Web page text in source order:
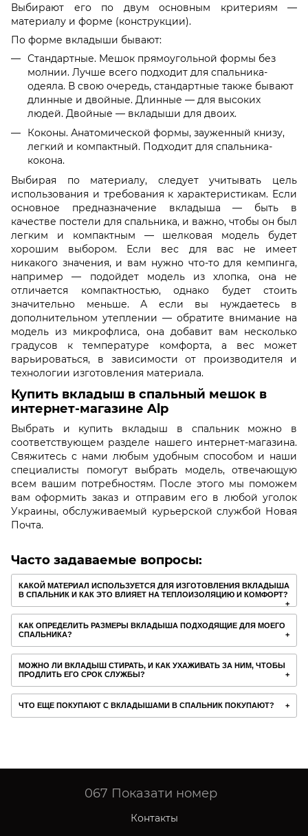
Выбирают его по двум основным критериям —
материалу и форме (конструкции).
По форме вкладыши бывают:
Стандартные. Мешок прямоугольной формы без
молнии. Лучше всего подходит для спальника-
одеяла. В свою очередь, стандартные также бывают
длинные и двойные. Длинные — для высоких
людей. Двойные — вкладыши для двоих.
Коконы. Анатомической формы, зауженный книзу,
легкий и компактный. Подходит для спальника-
кокона.
Выбирая по материалу, следует учитывать цель
использования и требования к характеристикам. Если
основное предназначение вкладыша — быть в
качестве постели для спальника, и важно, чтобы он был
легким и компактным — шелковая модель будет
хорошим выбором. Если вес для вас не имеет
никакого значения, и вам нужно что-то для кемпинга,
например — подойдет модель из хлопка, она не
отличается компактностью, однако будет стоить
значительно меньше. А если вы нуждаетесь в
дополнительном утеплении — обратите внимание на
модель из микрофлиса, она добавит вам несколько
градусов к температуре комфорта, а вес может
варьироваться, в зависимости от производителя и
технологии изготовления материала.
Купить вкладыш в спальный мешок в
интернет-магазине Alp
Выбрать и купить вкладыш в спальник можно в
соответствующем разделе нашего интернет-магазина.
Свяжитесь с нами любым удобным способом и наши
специалисты помогут выбрать модель, отвечающую
всем вашим потребностям. После этого мы поможем
вам оформить заказ и отправим его в любой уголок
Украины, обслуживаемый курьерской службой Новая
Почта.
Часто задаваемые вопросы:
КАКОЙ МАТЕРИАЛ ИСПОЛЬЗУЕТСЯ ДЛЯ ИЗГОТОВЛЕНИЯ ВКЛАДЫША
В СПАЛЬНИК И КАК ЭТО ВЛИЯЕТ НА ТЕПЛОИЗОЛЯЦИЮ И КОМФОРТ?
КАК ОПРЕДЕЛИТЬ РАЗМЕРЫ ВКЛАДЫША ПОДХОДЯЩИЕ ДЛЯ МОЕГО
СПАЛЬНИКА?
МОЖНО ЛИ ВКЛАДЫШ СТИРАТЬ, И КАК УХАЖИВАТЬ ЗА НИМ, ЧТОБЫ
ПРОДЛИТЬ ЕГО СРОК СЛУЖБЫ?
ЧТО ЕЩЕ ПОКУПАЮТ С ВКЛАДЫШАМИ В СПАЛЬНИК ПОКУПАЮТ?
067 Показати номер
Контакты